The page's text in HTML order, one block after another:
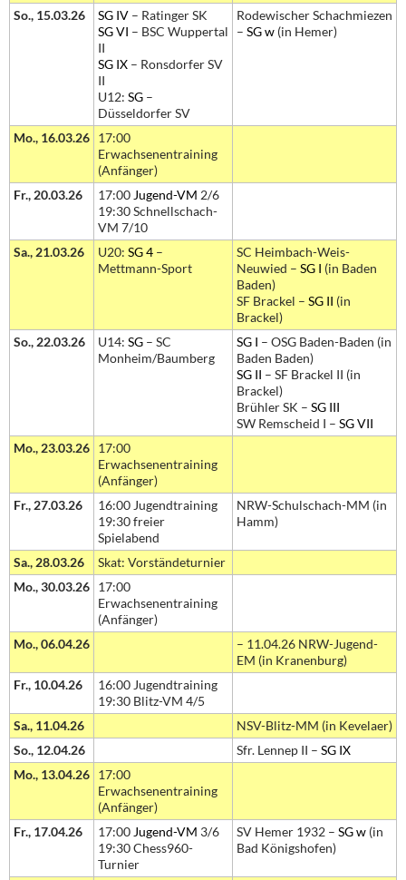
So., 15.03.26
SG IV – Ratinger SK
SG VI – BSC Wuppertal
II
SG IX – Ronsdorfer SV
II
U12: SG –
Düsseldorfer SV
Rodewischer Schachmiezen
– SG w (in Hemer)
Mo., 16.03.26 17:00
Erwachsenentraining
(Anfänger)
Fr., 20.03.26
17:00 Jugend-VM 2/6
19:30 Schnellschach-
VM 7/10
Sa., 21.03.26
U20: SG 4 –
Mettmann-Sport
SC Heimbach-Weis-
Neuwied – SG I (in Baden
Baden)
SF Brackel – SG II (in
Brackel)
So., 22.03.26
U14: SG – SC
Monheim/Baumberg
SG I – OSG Baden-Baden (in
Baden Baden)
SG II – SF Brackel II (in
Brackel)
Brühler SK – SG III
SW Remscheid I – SG VII
Mo., 23.03.26 17:00
Erwachsenentraining
(Anfänger)
Fr., 27.03.26
16:00 Jugendtraining
19:30 freier
Spielabend
NRW-Schulschach-MM (in
Hamm)
Sa., 28.03.26
Skat: Vorständeturnier
Mo., 30.03.26 17:00
Erwachsenentraining
(Anfänger)
Mo., 06.04.26
– 11.04.26 NRW-Jugend-
EM (in Kranenburg)
Fr., 10.04.26
16:00 Jugendtraining
19:30 Blitz-VM 4/5
Sa., 11.04.26
NSV-Blitz-MM (in Kevelaer)
So., 12.04.26
Sfr. Lennep II – SG IX
Mo., 13.04.26 17:00
Erwachsenentraining
(Anfänger)
Fr., 17.04.26
17:00 Jugend-VM 3/6
19:30 Chess960-
Turnier
SV Hemer 1932 – SG w (in
Bad Königshofen)